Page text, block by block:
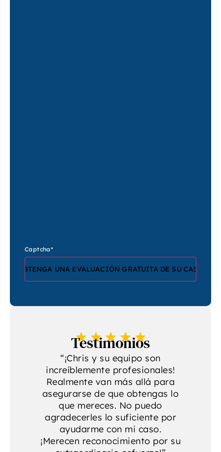
Captcha*
Testimonios
“¡Chris y su equipo son
increíblemente profesionales!
Realmente van más allá para
asegurarse de que obtengas lo
que mereces. No puedo
agradecerles lo suficiente por
ayudarme con mi caso.
¡Merecen reconocimiento por su